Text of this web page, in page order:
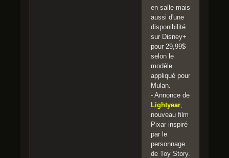
en salle mais
aussi d'une
disponibilité
sur Disney+
pour 29,99$
selon le
modèle
appliqué pour
Mulan.
- Annonce de
Lightyear
nouveau film
Pixar inspiré
par le
personnage
de Toy Story.